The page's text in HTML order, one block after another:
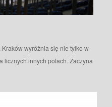
wyróżnia się nie tylko w
licznych innych polach. Zaczyna